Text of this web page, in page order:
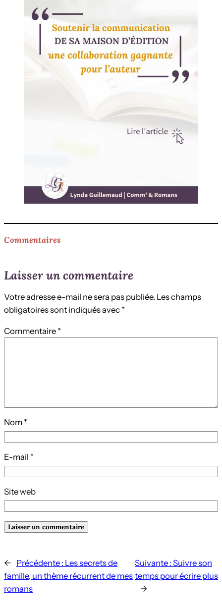
Commentaires
Laisser un commentaire
Votre adresse e-mail ne sera pas publiée. Les champs
obligatoires sont indiqués avec *
Commentaire *
Nom *
E-mail *
Site web
← Précédente : Les secrets de
famille, un thème récurrent de mes
romans
Suivante : Suivre son
temps pour écrire plus
→